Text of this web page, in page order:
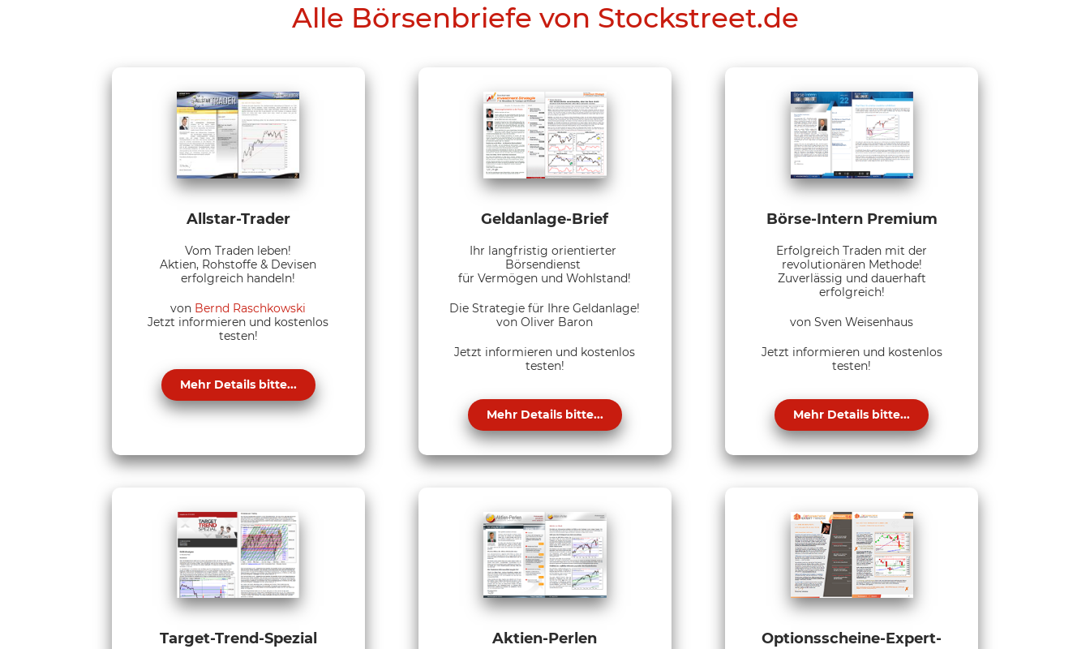
Alle Börsenbriefe von Stockstreet.de
Allstar-Trader
Vom Traden leben!
Aktien, Rohstoffe & Devisen
erfolgreich handeln!
von Bernd Raschkowski
Jetzt informieren und kostenlos
testen!
Mehr Details bitte...
Geldanlage-Brief
Ihr langfristig orientierter
Börsendienst
für Vermögen und Wohlstand!
Die Strategie für Ihre Geldanlage!
von Oliver Baron
Jetzt informieren und kostenlos
testen!
Mehr Details bitte...
Börse-Intern Premium
Erfolgreich Traden mit der
revolutionären Methode!
Zuverlässig und dauerhaft
erfolgreich!
von Sven Weisenhaus
Jetzt informieren und kostenlos
testen!
Mehr Details bitte...
Target-Trend-Spezial Aktien-Perlen
Optionsscheine-Expert-